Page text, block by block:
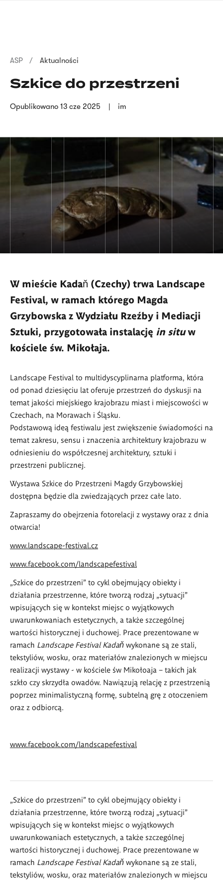
Ścieżka
nawigacyjna
ASP Aktualności
Szkice do przestrzeni
Opublikowano 13 cze 2025 im
W mieście Kadaň (Czechy) trwa Landscape
Festival, w ramach którego Magda
Grzybowska z Wydziału Rzeźby i Mediacji
Sztuki, przygotowała instalację in situw
kościele św. Mikołaja.
Landscape Festival to multidyscyplinarna platforma, która
od ponad dziesięciu lat oferuje przestrzeń do dyskusji na
temat jakości miejskiego krajobrazu miast i miejscowości w
Czechach, na Morawach i Śląsku.
Podstawową ideą festiwalu jest zwiększenie świadomości na
temat zakresu, sensu i znaczenia architektury krajobrazu w
odniesieniu do współczesnej architektury, sztuki i
przestrzeni publicznej.
Wystawa Szkice do Przestrzeni Magdy Grzybowskiej
dostępna będzie dla zwiedzających przez całe lato.
Zapraszamy do obejrzenia fotorelacji z wystawy oraz z dnia
otwarcia!
www.landscape-festival.cz
www.facebook.com/landscapefestival
„Szkice do przestrzeni” to cykl obejmujący obiekty i
działania przestrzenne, które tworzą rodzaj „sytuacji”
wpisujących się w kontekst miejsc o wyjątkowych
uwarunkowaniach estetycznych, a także szczególnej
wartości historycznej i duchowej. Prace prezentowane w
ramach Landscape Festival Kadaň wykonane są ze stali,
tekstyliów, wosku, oraz materiałów znalezionych w miejscu
realizacji wystawy - w kościele św Mikołoaja – takich jak
szkło czy skrzydła owadów. Nawiązują relację z przestrzenią
poprzez minimalistyczną formę, subtelną grę z otoczeniem
oraz z odbiorcą.
www.facebook.com/landscapefestival
„Szkice do przestrzeni” to cykl obejmujący obiekty i
działania przestrzenne, które tworzą rodzaj „sytuacji”
wpisujących się w kontekst miejsc o wyjątkowych
uwarunkowaniach estetycznych, a także szczególnej
wartości historycznej i duchowej. Prace prezentowane w
ramach Landscape Festival Kadaň wykonane są ze stali,
tekstyliów, wosku, oraz materiałów znalezionych w miejscu